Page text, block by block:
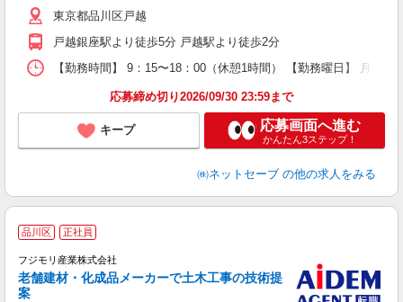
東京都品川区戸越
戸越銀座駅より徒歩5分 戸越駅より徒歩2分
【勤務時間】 9：15〜18：00（休憩1時間） 【勤務曜日】 月、
応募締め切り2026/09/30 23:59まで
キープ 応募画面へ進む
かんたん3ステップ！
㈱ネットセーブ の他の求人をみる
品川区 正社員
フジモリ産業株式会社
老舗建材・化成品メーカーで土木工事の技術提
案